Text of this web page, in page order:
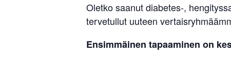
Oletko saanut diabetes-,
tervetullut uuteen
Ensimmäinen tapaaminen on